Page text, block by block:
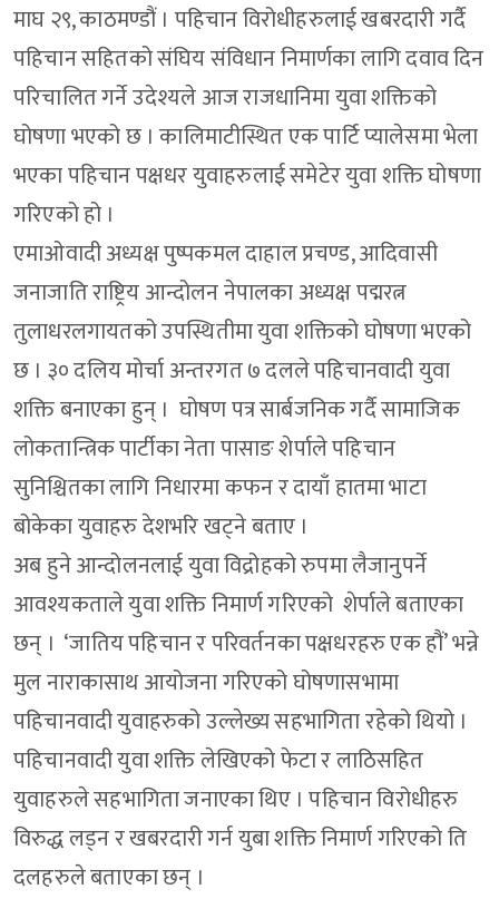
माघ २९, काठमण्डौं । पहिचान विरोधीहरुलाई खबरदारी गर्दै
पहिचान सहितको संघिय संविधान निमार्णका लागि दवाव दिन
परिचालित गर्ने उदेश्यले आज राजधानिमा युवा शक्तिको
घोषणा भएको छ । कालिमाटीस्थित एक पार्टि प्यालेसमा भेला
भएका पहिचान पक्षधर युवाहरुलाई समेटेर युवा शक्ति घोषणा
गरिएको हो ।
एमाओवादी अध्यक्ष पुष्पकमल दाहाल प्रचण्ड, आदिवासी
जनाजाति राष्ट्रिय आन्दोलन नेपालका अध्यक्ष पद्मरत्न
तुलाधरलगायतको उपस्थितीमा युवा शक्तिको घोषणा भएको
छ । ३० दलिय मोर्चा अन्तरगत ७ दलले पहिचानवादी युवा
शक्ति बनाएका हुन् । घोषण पत्र सार्बजनिक गर्दै सामाजिक
लोकतान्त्रिक पार्टीका नेता पासाङ शेर्पाले पहिचान
सुनिश्चितका लागि निधारमा कफन र दायाँ हातमा भाटा
बोकेका युवाहरु देशभरि खट्ने बताए ।
अब हुने आन्दोलनलाई युवा विद्रोहको रुपमा लैजानुपर्ने
आवश्यकताले युवा शक्ति निमार्ण गरिएको शेर्पाले बताएका
छन् । ‘जातिय पहिचान र परिवर्तनका पक्षधरहरु एक हौं’ भन्ने
मुल नाराकासाथ आयोजना गरिएको घोषणासभामा
पहिचानवादी युवाहरुको उल्लेख्य सहभागिता रहेको थियो ।
पहिचानवादी युवा शक्ति लेखिएको फेटा र लाठिसहित
युवाहरुले सहभागिता जनाएका थिए । पहिचान विरोधीहरु
विरुद्ध लड्न र खबरदारी गर्न युबा शक्ति निमार्ण गरिएको ति
दलहरुले बताएका छन् ।